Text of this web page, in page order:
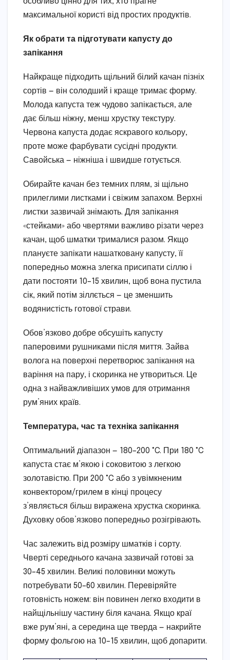
максимальної користі від простих продуктів.
Як обрати та підготувати капусту до
запікання
Найкраще підходить щільний білий качан пізніх
сортів — він солодший і краще тримає форму.
Молода капуста теж чудово запікається, але
дає більш ніжну, менш хрустку текстуру.
Червона капуста додає яскравого кольору,
проте може фарбувати сусідні продукти.
Савойська — ніжніша і швидше готується.
Обирайте качан без темних плям, зі щільно
прилеглими листками і свіжим запахом. Верхні
листки зазвичай знімають. Для запікання
«стейками» або чвертями важливо різати через
качан, щоб шматки трималися разом. Якщо
плануєте запікати нашатковану капусту, її
попередньо можна злегка присипати сіллю і
дати постояти 10–15 хвилин, щоб вона пустила
сік, який потім зіллється — це зменшить
водянистість готової страви.
Обов’язково добре обсушіть капусту
паперовими рушниками після миття. Зайва
волога на поверхні перетворює запікання на
варіння на пару, і скоринка не утвориться. Це
одна з найважливіших умов для отримання
рум’яних країв.
Температура, час та техніка запікання
Оптимальний діапазон — 180–200 °C. При 180 °C
капуста стає м’якою і соковитою з легкою
золотавістю. При 200 °C або з увімкненим
конвектором/грилем в кінці процесу
з’являється більш виражена хрустка скоринка.
Духовку обов’язково попередньо розігрівають.
Час залежить від розміру шматків і сорту.
Чверті середнього качана зазвичай готові за
30–45 хвилин. Великі половинки можуть
потребувати 50–60 хвилин. Перевіряйте
готовність ножем: він повинен легко входити в
найщільнішу частину біля качана. Якщо краї
вже рум’яні, а середина ще тверда — накрийте
форму фольгою на 10–15 хвилин, щоб допарити.